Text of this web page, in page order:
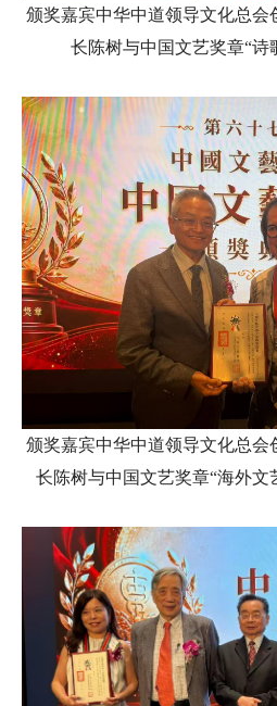
颁奖嘉宾中华中道领导文化总会
长陈树与中国文艺奖章“诗
颁奖嘉宾中华中道领导文化总会
长陈树与中国文艺奖章“海外文